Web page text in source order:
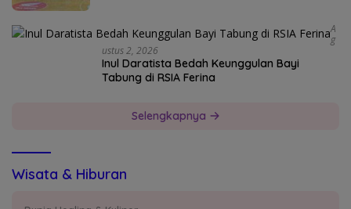
A
G
Ustus 2, 2026
Inul Daratista Bedah Keunggulan Bayi
Tabung di RSIA Ferina
Selengkapnya
Wisata & Hiburan